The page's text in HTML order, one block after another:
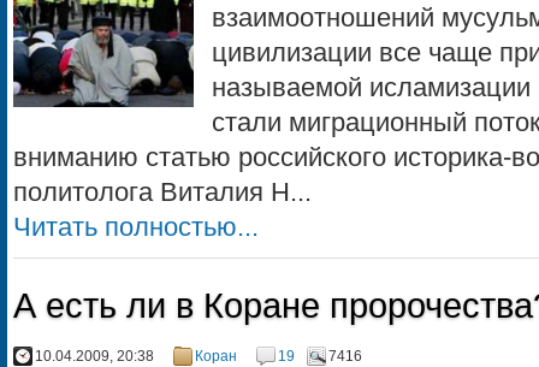
взаимоотношений
цивилизации все чаще
называемой
стали миграционный
вниманию статью российского историка-
политолога Виталия Н...
Читать полностью...
А есть ли в Коране
10.04.2009, 20:38 Коран 19 7416